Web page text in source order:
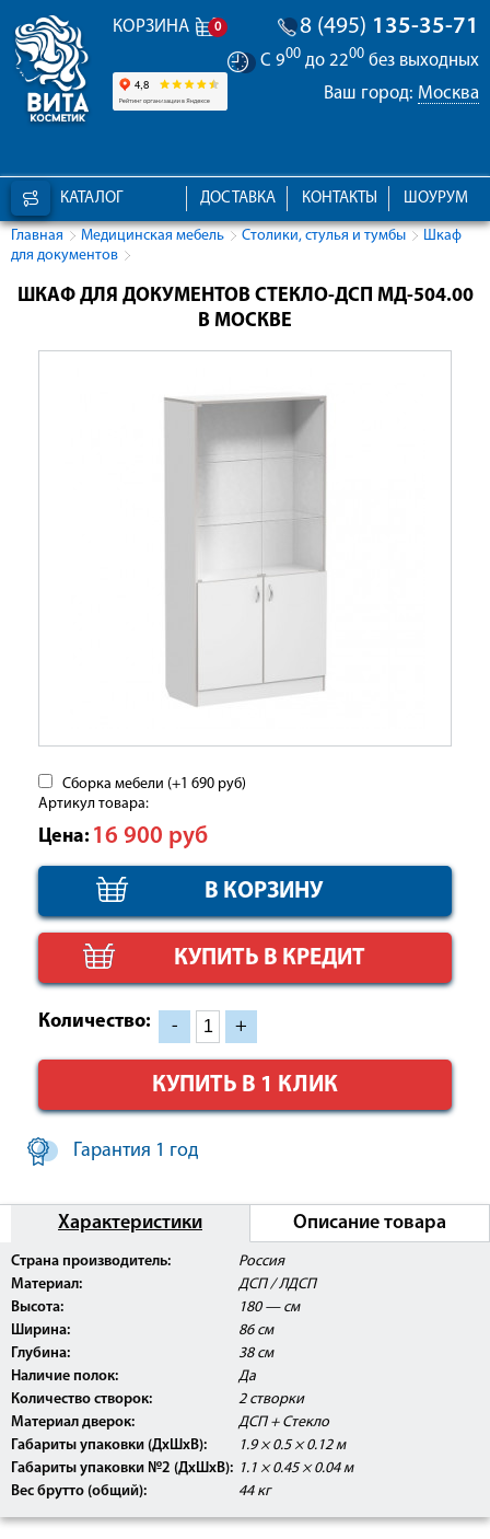
КОРЗИНА 0 8 (495) 135-35-71
С 900 до 2200 без выходных
Ваш город: Москва
КАТАЛОГ ШОУРУМ
КОНТАКТЫ
ДОСТАВКА
Главная Медицинская мебель Столики, стулья и тумбы
Шкаф
для документов
ШКАФ ДЛЯ ДОКУМЕНТОВ СТЕКЛО-ДСП МД-504.00
В МОСКВЕ
Сборка мебели (+1 690 руб)
Артикул товара:
Цена: 16 900 руб
КУПИТЬ В КРЕДИТ
Количество: - +
КУПИТЬ В 1 КЛИК
Гарантия 1 год
Характеристики Описание товара
Страна производитель:
Россия
Материал:
ДСП / ЛДСП
Высота:
180 — см
Ширина:
86 см
Глубина:
38 см
Наличие полок:
Да
Количество створок:
2 створки
Материал дверок:
ДСП + Стекло
Габариты упаковки (ДхШхВ):
1.9 × 0.5 × 0.12 м
Габариты упаковки №2 (ДхШхВ): 1.1 × 0.45 × 0.04 м
Вес брутто (общий):
44 кг